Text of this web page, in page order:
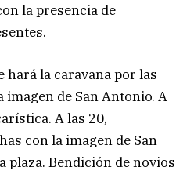
la presencia de
hará la caravana por las
imagen de San Antonio. A
A las 20,
con la imagen de San
plaza. Bendición de novios